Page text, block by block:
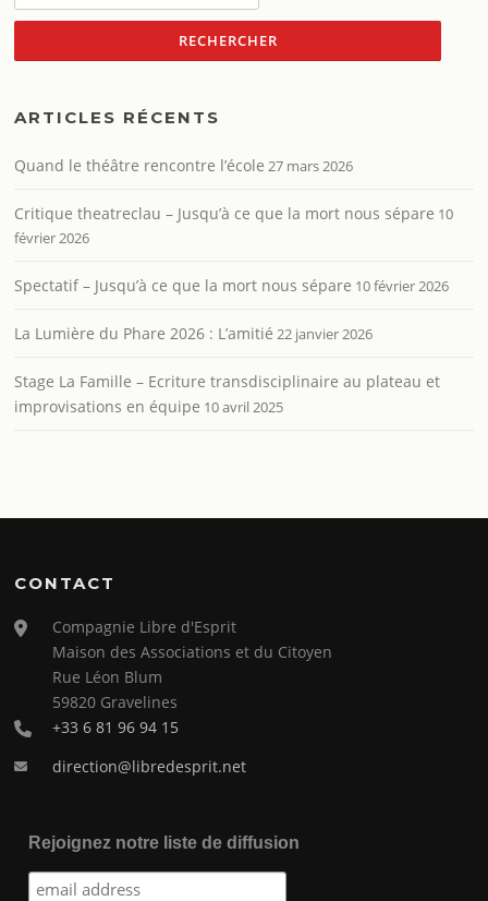
ARTICLES RÉCENTS
Quand le théâtre rencontre l’école 27 mars 2026
Critique theatreclau – Jusqu’à ce que la mort nous sépare 10
février 2026
Spectatif – Jusqu’à ce que la mort nous sépare 10 février 2026
La Lumière du Phare 2026 : L’amitié 22 janvier 2026
Stage La Famille – Ecriture transdisciplinaire au plateau et
improvisations en équipe 10 avril 2025
CONTACT
Compagnie Libre d'Esprit
Maison des Associations et du Citoyen
Rue Léon Blum
59820 Gravelines
+33 6 81 96 94 15
direction@libredesprit.net
Rejoignez notre liste de diffusion